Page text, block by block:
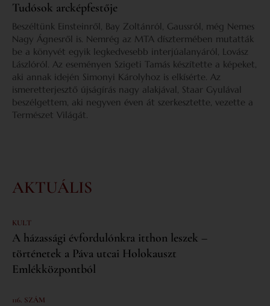
Tudósok arcképfestője
Beszéltünk Einsteinről, Bay Zoltánról, Gaussról, még Nemes
Nagy Ágnesről is. Nemrég az MTA dísztermében mutatták
be a könyvét egyik legkedvesebb interjúalanyáról, Lovász
Lászlóról. Az eseményen Szigeti Tamás készítette a képeket,
aki annak idején Simonyi Károlyhoz is elkísérte. Az
ismeretterjesztő újságírás nagy alakjával, Staar Gyulával
beszélgettem, aki negyven éven át szerkesztette, vezette a
Természet Világát.
AKTUÁLIS
KULT
A házassági évfordulónkra itthon leszek –
történetek a Páva utcai Holokauszt
Emlékközpontból
116. SZÁM